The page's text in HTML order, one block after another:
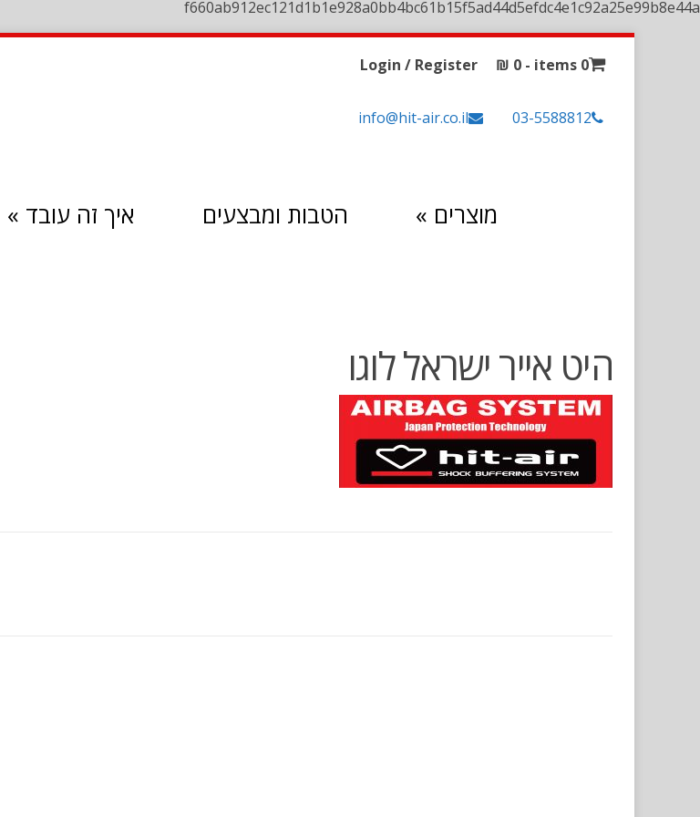
f660ab912ec121d1b1e928a0bb4bc61b15f5ad44d5efdc4e1c92a25e99b8e44a
0 items -
₪ 0
Login / Register
03-5588812
info@hit-air.co.il
איך זה עובד » הטבות ומבצעים מוצרים »
היט אייר ישראל לוגו